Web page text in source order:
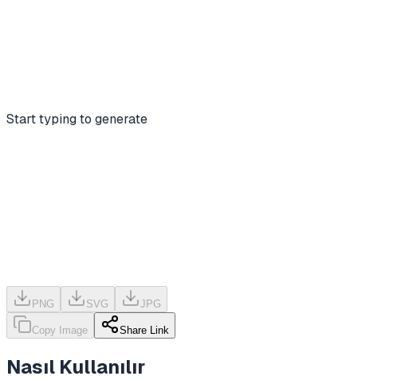
Start typing to generate
PNG SVG JPG
Copy Image Share Link
Nasıl Kullanılır